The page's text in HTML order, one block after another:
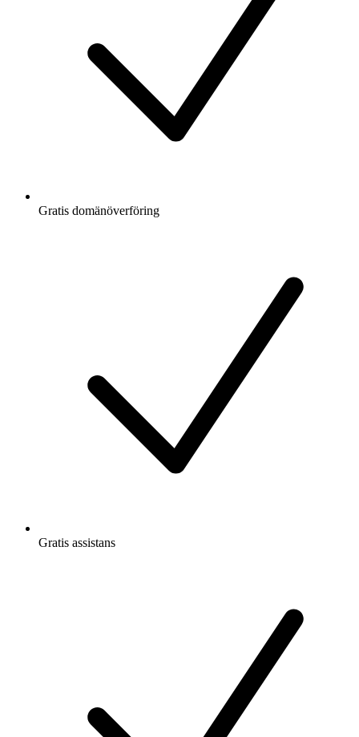
Gratis domänöverföring
Gratis assistans